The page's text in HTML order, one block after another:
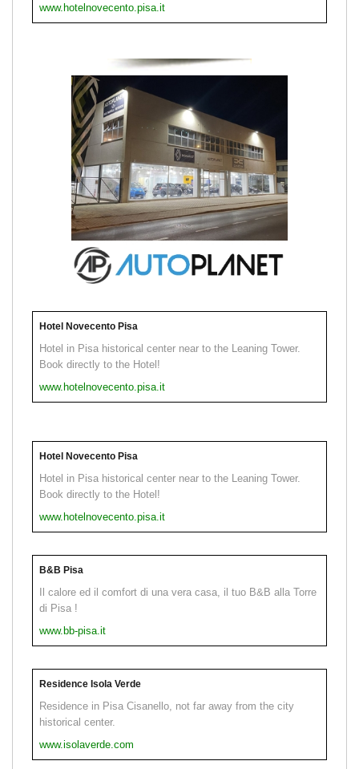
www.hotelnovecento.pisa.it
Hotel Novecento Pisa
Hotel in Pisa historical center near to the Leaning Tower.
Book directly to the Hotel!
www.hotelnovecento.pisa.it
Hotel Novecento Pisa
Hotel in Pisa historical center near to the Leaning Tower.
Book directly to the Hotel!
www.hotelnovecento.pisa.it
B&B Pisa
Il calore ed il comfort di una vera casa, il tuo B&B alla Torre
di Pisa !
www.bb-pisa.it
Residence Isola Verde
Residence in Pisa Cisanello, not far away from the city
historical center.
www.isolaverde.com